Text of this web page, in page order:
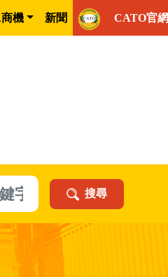
機 新聞 CATO官網
搜尋